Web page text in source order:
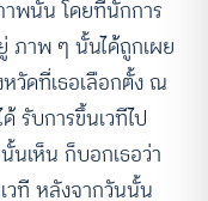
าพนั้น โดยที่นักการ
ภาพ ๆ นั้นได้ถูกเผย
วัดที่เธอเลือกตั้ง ณ
รับการขึ้นเวทีไป
นเห็น ก็บอกเธอว่า
วที หลังจากวันนั้น